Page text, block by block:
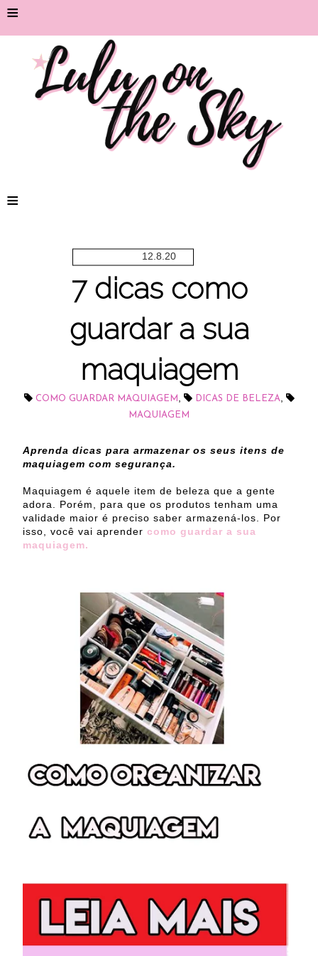
≡
≡
12.8.20
7 dicas como
guardar a sua
maquiagem
COMO GUARDAR MAQUIAGEM , DICAS DE BELEZA,
MAQUIAGEM
Aprenda dicas para armazenar os seus itens de
maquiagem com segurança.
Maquiagem é aquele item de beleza que a gente
adora. Porém, para que os produtos tenham uma
validade maior é preciso saber armazená-los. Por
isso, você vai aprender como guardar a sua
maquiagem.